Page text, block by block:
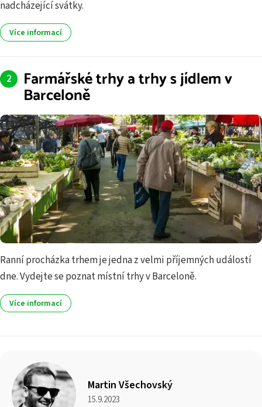
nadcházející svátky.
Více informací
Farmářské trhy a trhy s jídlem v
Barceloně
Ranní procházka trhem je jedna z velmi příjemných událostí
dne. Vydejte se poznat místní trhy v Barceloně.
Více informací
Martin Všechovský
15.9.2023